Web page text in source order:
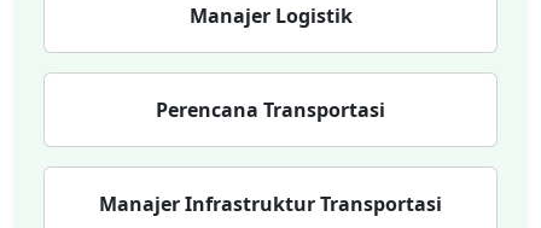
Manajer Logistik
Perencana Transportasi
Manajer Infrastruktur Transportasi